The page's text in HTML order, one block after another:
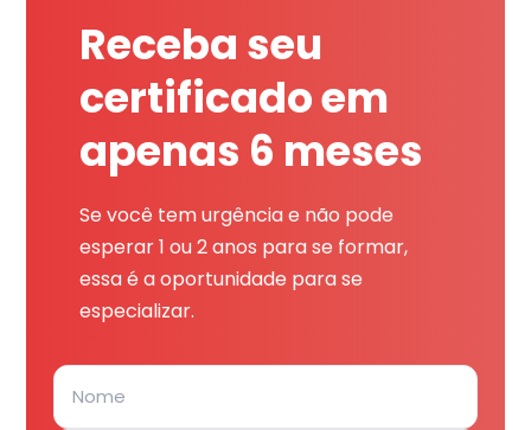
Receba seu
certificado em
apenas 6 meses
Se você tem urgência e não pode
esperar 1 ou 2 anos para se formar,
essa é a oportunidade para se
especializar.